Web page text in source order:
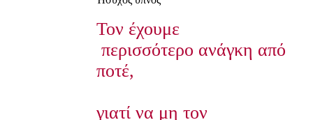
Τον έχουμε
περισσότερο ανάγκη από
ποτέ,
γιατί να μη τον